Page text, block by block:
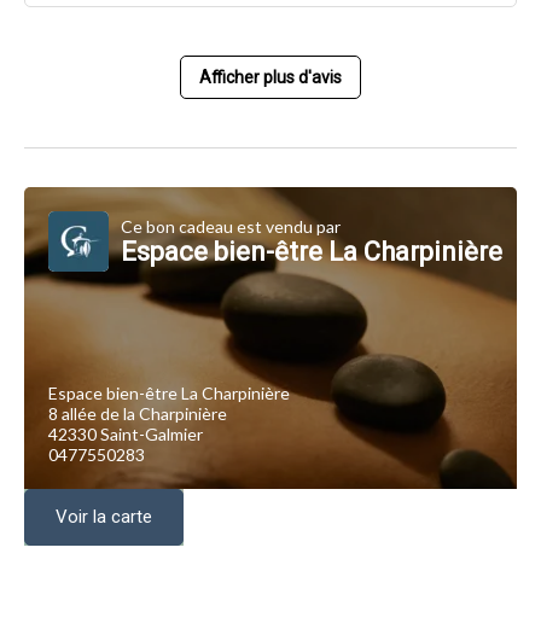
Afficher plus d'avis
Ce bon cadeau est vendu par
Espace bien-être La Charpinière
Espace bien-être La Charpinière
8 allée de la Charpinière
42330 Saint-Galmier
0477550283
Voir la carte